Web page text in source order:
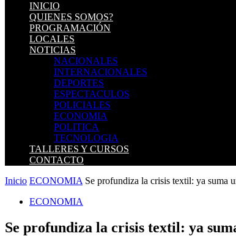
INICIO
QUIENES SOMOS?
PROGRAMACIÓN
LOCALES
NOTICIAS
NACIONALES
INTERNACIONALES
DEPORTES
ESPECTACULOS
POLICIALES
ECONOMIA
POLITICA
TECNOLOGIA
TALLERES Y CURSOS
CONTACTO
Inicio ECONOMIA Se profundiza la crisis textil: ya suma
ECONOMIA
Se profundiza la crisis textil: ya